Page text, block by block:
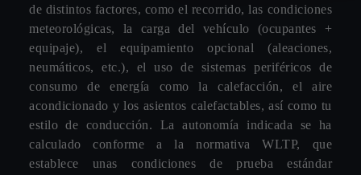
de distintos factores, como el recorrido, las condiciones
meteorológicas, la carga del vehículo (ocupantes +
equipaje), el equipamiento opcional (aleaciones,
neumáticos, etc.), el uso de sistemas periféricos de
consumo de energía como la calefacción, el aire
acondicionado y los asientos calefactables, así como tu
estilo de conducción. La autonomía indicada se ha
calculado conforme a la normativa WLTP, que
establece unas condiciones de prueba estándar